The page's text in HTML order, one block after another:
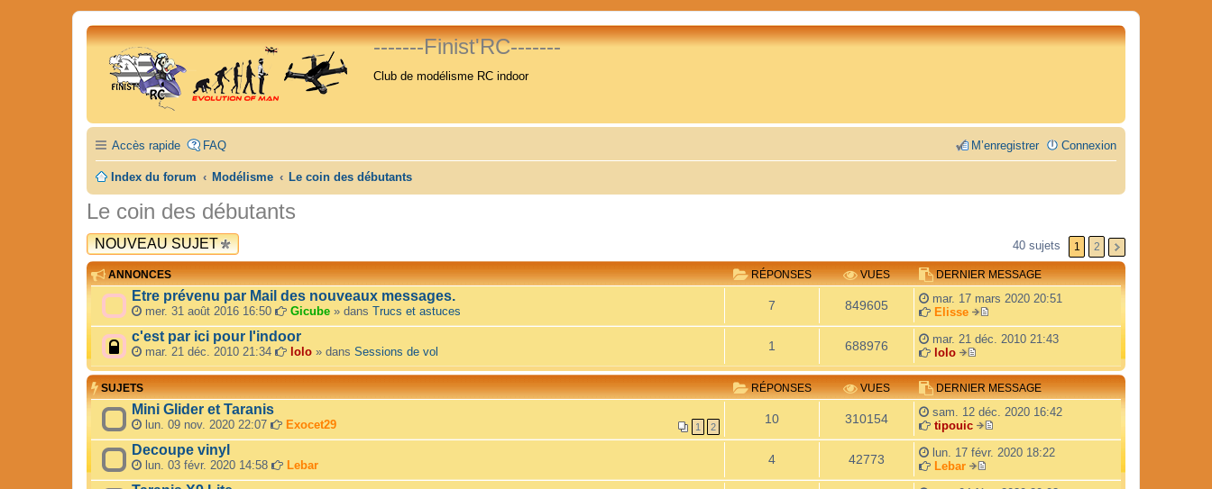
-------Finist'RC-------
Club de modélisme RC indoor
Accès rapide FAQ Connexion
M’enregistrer
Index du forum Modélisme Le coin des débutants
Le coin des débutants
NOUVEAU SUJET 40 sujets 1 2
ANNONCES RÉPONSES VUES DERNIER MESSAGE
Etre prévenu par Mail des nouveaux messages.
mer. 31 août 2016 16:50 Gicube » dans Trucs et astuces 7 849605
mar. 17 mars 2020 20:51
Elisse
V
o
r
l
e
d
e
r
n
i
r
c'est par ici pour l'indoor
mar. 21 déc. 2010 21:34 lolo » dans Sessions de vol 1 688976
mar. 21 déc. 2010 21:43
lolo
V
o
i
r
e
d
e
r
n
SUJETS RÉPONSES VUES DERNIER MESSAGE
Mini Glider et Taranis
1 2
lun. 09 nov. 2020 22:07 Exocet29 10 310154
sam. 12 déc. 2020 16:42
tipouic
V
o
r
Decoupe vinyl
lun. 03 févr. 2020 14:58 Lebar 4 42773
lun. 17 févr. 2020 18:22
Lebar
V